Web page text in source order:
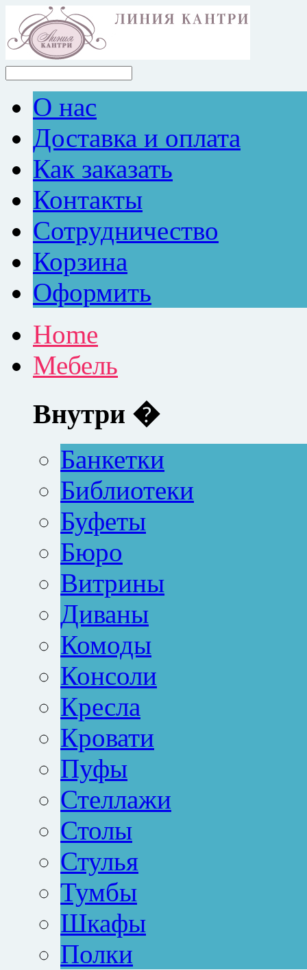
О нас
Доставка и оплата
Как заказать
Контакты
Сотрудничество
Корзина
Оформить
Home
Мебель
Внутри �
Банкетки
Библиотеки
Буфеты
Бюро
Витрины
Диваны
Комоды
Консоли
Кресла
Кровати
Пуфы
Стеллажи
Столы
Стулья
Тумбы
Шкафы
Полки